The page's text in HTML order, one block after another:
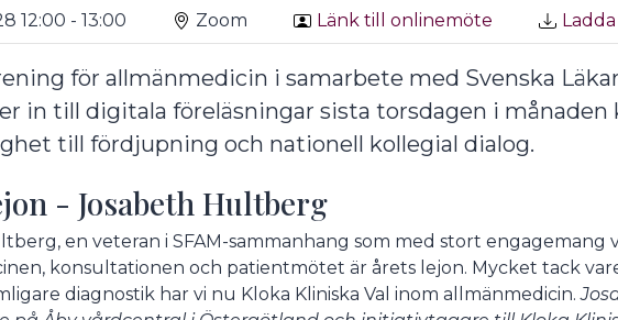
12:00 - 13:00 Zoom Länk till onlinemöte
för allmänmedicin i samarbete med Svenska
in till digitala föreläsningar sista torsdagen i månaden
till fördjupning och nationell kollegial dialog.
- Josabeth Hultberg
en veteran i SFAM-sammanhang som med stort engagemang
konsultationen och patientmötet är årets lejon. Mycket tack
diagnostik har vi nu Kloka Kliniska Val inom allmänmedicin.